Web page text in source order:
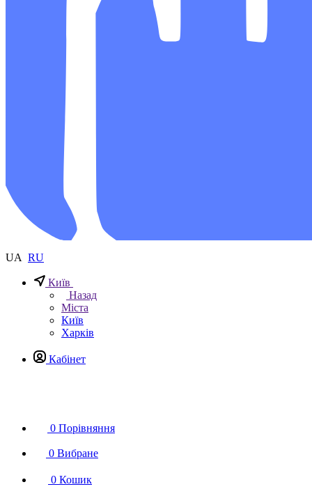
UA RU
Київ
Назад
Міста
Київ
Харків
Кабінет
0 Порівняння
0 Вибране
0 Кошик